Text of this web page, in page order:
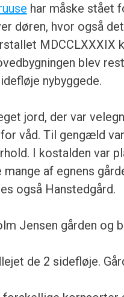
har måske stået
døren, hvor også
MDCCLXXXIX
blev
nybyggede.
jord, der var
våd. Til gengæld
I kostalden var
af egnens
også Hanstedgård.
Jensen gården
de 2 sidefløje.